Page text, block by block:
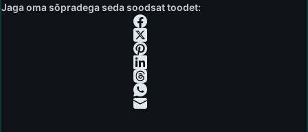
Jaga oma sõpradega seda soodsat toodet: